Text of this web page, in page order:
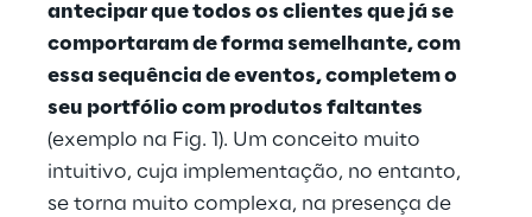
antecipar que todos os clientes que já se
comportaram de forma semelhante, com
essa sequência de eventos, completem o
seu portfólio com produtos faltantes
(exemplo na Fig. 1). Um conceito muito
intuitivo, cuja implementação, no entanto,
se torna muito complexa, na presença de